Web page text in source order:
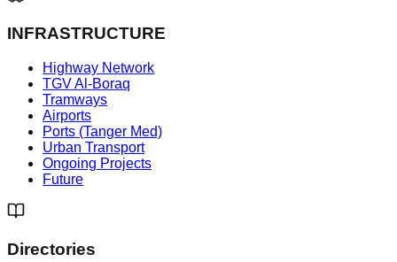
INFRASTRUCTURE
Highway Network
TGV Al-Boraq
Tramways
Airports
Ports (Tanger Med)
Urban Transport
Ongoing Projects
Future
Directories